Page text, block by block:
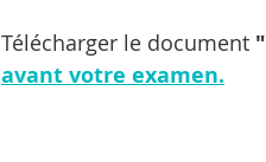
Télécharger le document "
avant votre examen.